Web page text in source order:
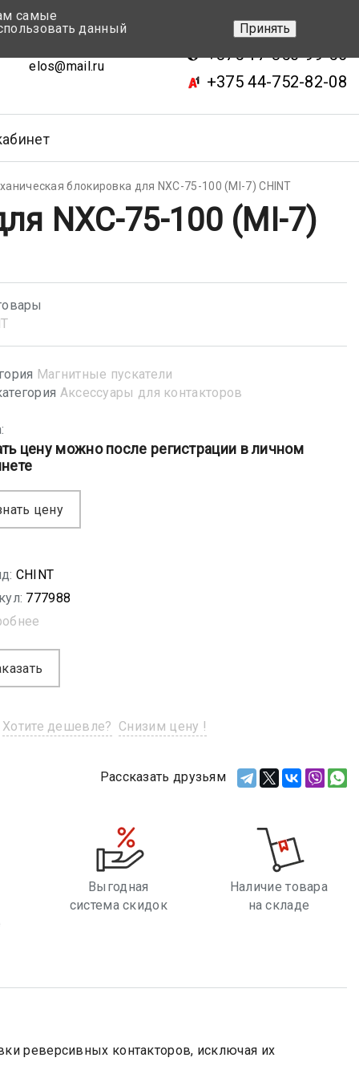
elos@mail.ru
+375 17-343-46-70
+375 17-350-99-56
+375 44-752-82-08
блокировка для NXC-75-100 (MI-7) CHINT
NXC-75-100 (MI-7)
Магнитные пускатели
Аксессуары для контакторов
цену можно после регистрации в личном
цену
CHINT
777988
Хотите дешевле? Снизим цену !
Рассказать друзьям
Выгодная
система скидок
Наличие товара
на складе
реверсивных контакторов, исключая их
самые
данный
Принять